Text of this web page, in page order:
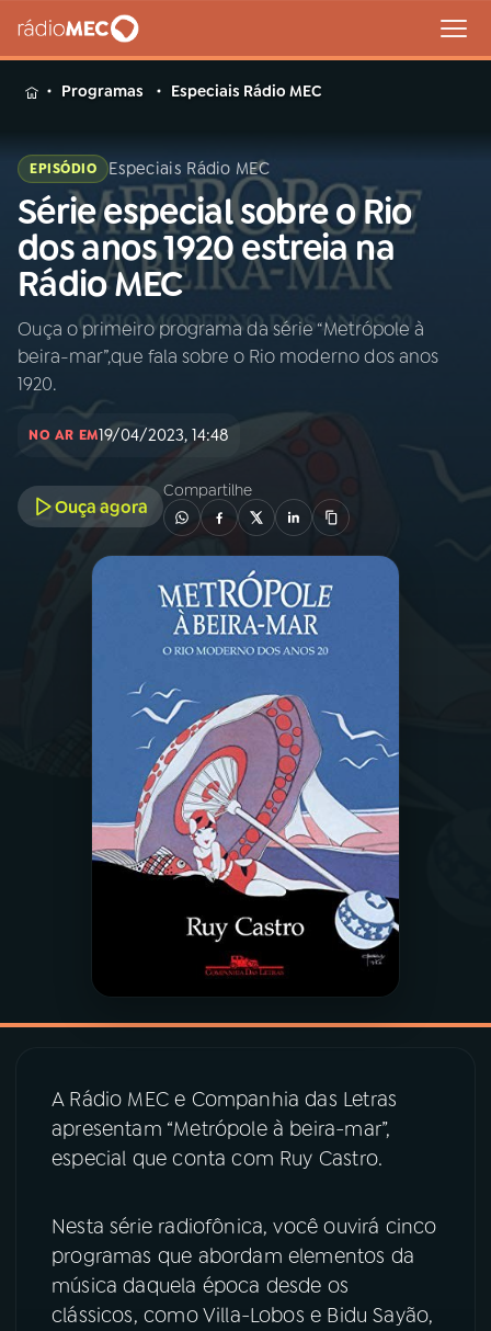
MENU
Buscar
na
Rádio
MEC
Buscar
Início AO VIVO
INÍCIO
02A RÁDIO
PROGRAMAS
PODCASTS
VIDEOCASTS
ÚLTIMAS
ACOMPANHE A RÁDIO MEC
YouTube Facebook
TikTok
Programas Especiais Rádio MEC
EPISÓDIO Especiais Rádio MEC
Série especial sobre o Rio
dos anos 1920 estreia na
Rádio MEC
Ouça o primeiro programa da série “Metrópole à
beira-mar”,que fala sobre o Rio moderno dos anos
1920.
NO AR EM19/04/2023, 14:48
Ouça agora
Compartilhe
A Rádio MEC e Companhia das Letras
apresentam “Metrópole à beira-mar”,
especial que conta com Ruy Castro.
Nesta série radiofônica, você ouvirá cinco
programas que abordam elementos da
música daquela época desde os
clássicos, como Villa-Lobos e Bidu Sayão,